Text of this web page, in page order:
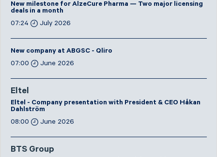
New milestone for AlzeCure Pharma — Two major licensing
deals in a month
07:24
July 2026
New company at ABGSC - Qliro
07:00
June 2026
Eltel
Eltel - Company presentation with President & CEO Håkan
Dahlström
08:00
June 2026
BTS Group